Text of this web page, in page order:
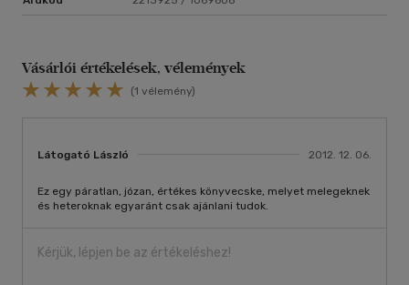
Vásárlói értékelések, vélemények
(1 vélemény)
Látogató László 2012. 12. 06.
Ez egy páratlan, józan, értékes könyvecske, melyet melegeknek
és heteroknak egyaránt csak ajánlani tudok.
Kérjük, lépjen be az értékeléshez!